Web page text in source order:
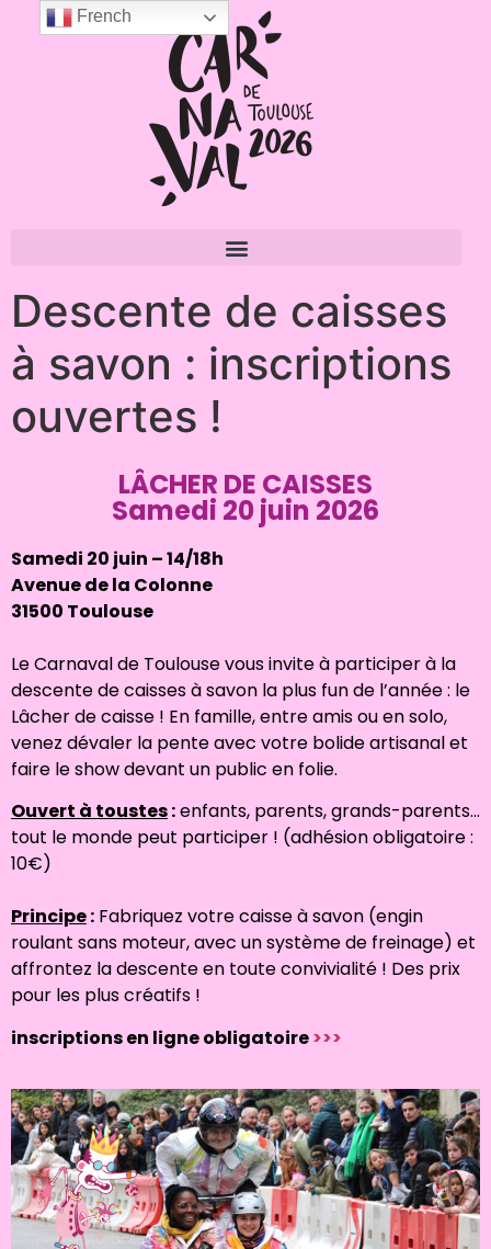
Descente de caisses
à savon : inscriptions
ouvertes !
LÂCHER DE CAISSES
Samedi 20 juin 2026
Samedi 20 juin – 14/18h
Avenue de la Colonne
31500 Toulouse
Le Carnaval de Toulouse vous invite à participer à la
descente de caisses à savon la plus fun de l’année : le
Lâcher de caisse ! En famille, entre amis ou en solo,
venez dévaler la pente avec votre bolide artisanal et
faire le show devant un public en folie.
Ouvert à toustes:enfants, parents, grands-parents…
tout le monde peut participer ! (adhésion obligatoire :
10€)
Principe: Fabriquez votre caisse à savon (engin
roulant sans moteur, avec un système de freinage) et
affrontez la descente en toute convivialité ! Des prix
pour les plus créatifs !
inscriptions en ligne obligatoire>>>
French